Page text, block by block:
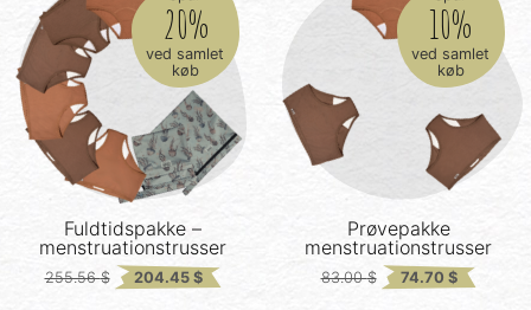
20%
ved samlet
køb
Fuldtidspakke –
menstruationstrusser
255.56$
Original
204.45 $
10%
ved samlet
køb
Prøvepakke
menstruationstrusser
83.00$ Original
74.70 $